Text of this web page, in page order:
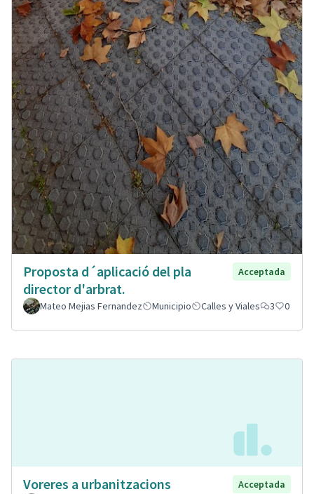
Proposta d´aplicació del pla
director d'arbrat.
Acceptada
Mateo Mejias Fernandez Municipio Calles y Viales 3 0
Voreres a urbanitzacions
Acceptada